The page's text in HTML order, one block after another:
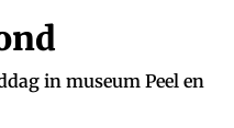
in museum Peel en